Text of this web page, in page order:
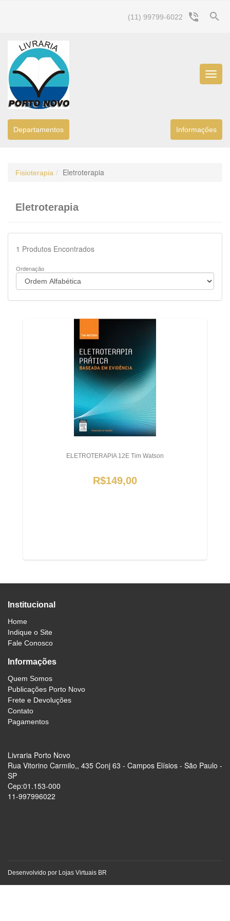
search
(11) 99799-6022 phone_in_talk
Menu
Departamentos Informaçőes
Fisioterapia Eletroterapia
Eletroterapia
1 Produtos Encontrados
Ordenação
ELETROTERAPIA 12E Tim Watson
R$149,00
Institucional
Home
Indique o Site
Fale Conosco
Informações
Quem Somos
Publicações Porto Novo
Frete e Devoluções
Contato
Pagamentos
Livraria Porto Novo
Rua Vitorino Carmilo,, 435 Conj 63 - Campos Elísios - São Paulo -
SP
Cep:01.153-000
11-997996022
Desenvolvido por Lojas Virtuais BR